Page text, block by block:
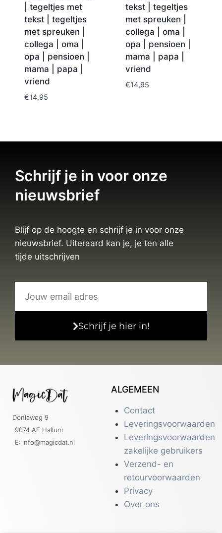
| tegeltjes met
tekst | tegeltjes
met spreuken |
collega | oma |
opa | pensioen |
mama | papa |
vriend
€14,95
tekst | tegeltjes
met spreuken |
collega | oma |
opa | pensioen |
mama | papa |
vriend
€14,95
Schrijf je in voor onze
nieuwsbrief
Blijf op de hoogte en schrijf je in voor onze
nieuwsbrief. Uiteraard kan je, je ten alle
tijde uitschrijven
Schrijf je hier in!
Doniaweg 9
9074 AE Hallum
E: info@magicdat.nl
ALGEMEEN
Contact
Leveringsvoorwaarden
Leveringsvoorwaarden
zakelijke gebruikers
Verzend- en
retourvoorwaarden
Privacy
Over ons